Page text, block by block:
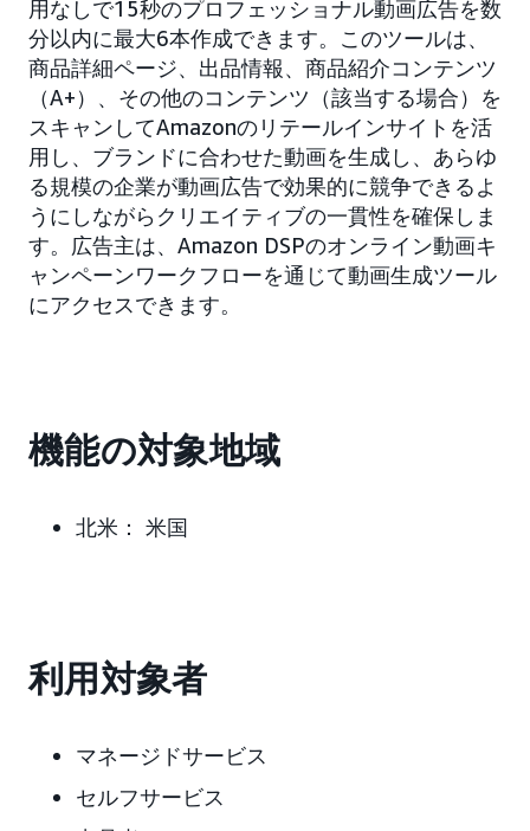
用なしで15秒のプロフェッショナル動画広告を数
分以内に最大6本作成できます。このツールは、
商品詳細ページ、出品情報、商品紹介コンテンツ
（A+）、その他のコンテンツ（該当する場合）を
スキャンしてAmazonのリテールインサイトを活
用し、ブランドに合わせた動画を生成し、あらゆ
る規模の企業が動画広告で効果的に競争できるよ
うにしながらクリエイティブの一貫性を確保しま
す。広告主は、Amazon DSPのオンライン動画キ
ャンペーンワークフローを通じて動画生成ツール
にアクセスできます。
機能の対象地域
北米： 米国
利用対象者
マネージドサービス
セルフサービス